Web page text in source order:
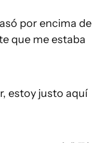
por encima de
que me estaba
estoy justo aquí